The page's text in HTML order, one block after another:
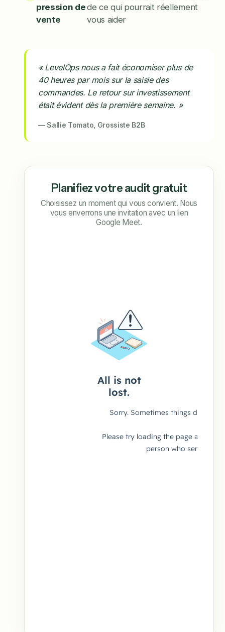
pression de
vente
de ce qui pourrait réellement
vous aider
« LevelOps nous a fait économiser plus de
40 heures par mois sur la saisie des
commandes. Le retour sur investissement
était évident dès la première semaine. »
— Sallie Tomato, Grossiste B2B
Planifiez votre audit gratuit
Choisissez un moment qui vous convient. Nous
vous enverrons une invitation avec un lien
Google Meet.